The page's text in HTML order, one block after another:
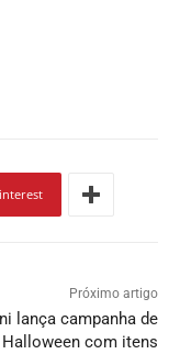
Próximo artigo
lança campanha de
Halloween com itens